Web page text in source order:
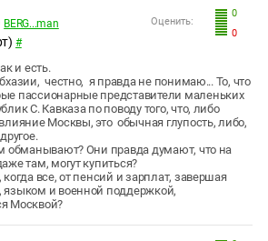
0
0
Оценить:
BERG...man
#
и есть.
честно, я правда не понимаю... То, что
пассионарные представители маленьких
С. Кавказа по поводу того, что, либо
Москвы, это обычная глупость, либо,
обманывают? Они правда думают, что на
там, могут купиться?
когда все, от пенсий и зарплат, завершая
языком и военной поддержкой,
Москвой?